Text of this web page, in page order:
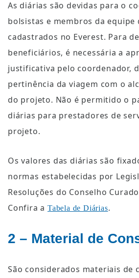
As diárias são devidas para o
bolsistas e membros da equipe
cadastrados no Everest. Para
beneficiários, é necessária a
justificativa pelo coordenador,
pertinência da viagem com o
do projeto. Não é permitido o
diárias para prestadores de
projeto.
Os valores das diárias são
normas estabelecidas por
Resoluções do Conselho
Confira a Tabela de Diárias.
2 – Material de
São considerados materiais de